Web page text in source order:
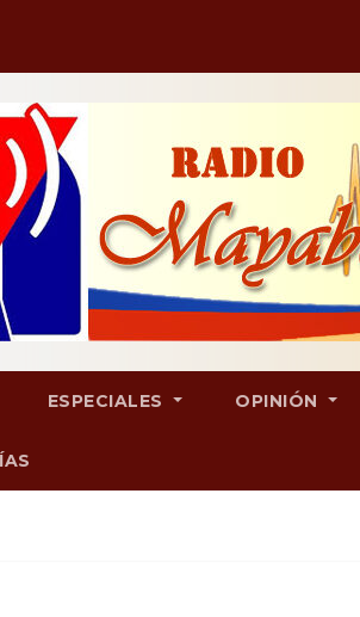
ESPECIALES OPINIÓN